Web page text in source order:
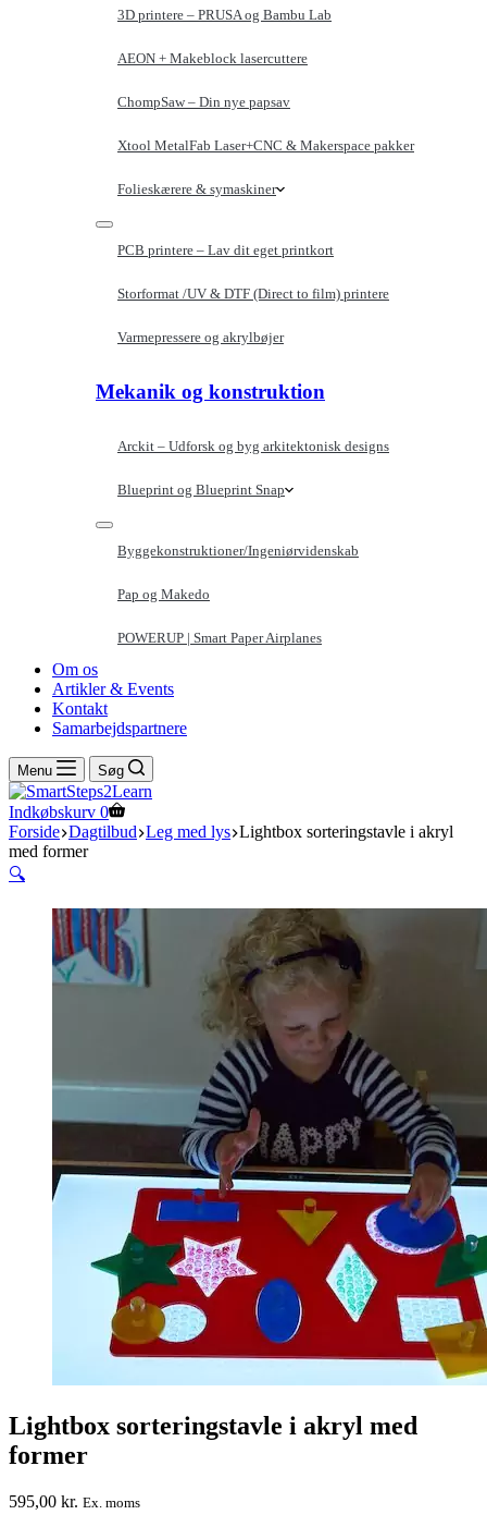
3D printere – PRUSA og Bambu Lab
AEON + Makeblock lasercuttere
ChompSaw – Din nye papsav
Xtool MetalFab Laser+CNC & Makerspace pakker
Folieskærere & symaskiner
PCB printere – Lav dit eget printkort
Storformat /UV & DTF (Direct to film) printere
Varmepressere og akrylbøjer
Mekanik og konstruktion
Arckit – Udforsk og byg arkitektonisk designs
Blueprint og Blueprint Snap
Byggekonstruktioner/Ingeniørvidenskab
Pap og Makedo
POWERUP | Smart Paper Airplanes
Om os
Artikler & Events
Kontakt
Samarbejdspartnere
Menu Søg
Indkøbskurv 0
Forside Dagtilbud Leg med lys Lightbox sorteringstavle i akryl
med former
🔍
Lightbox sorteringstavle i akryl med
former
595,00 kr. Ex. moms